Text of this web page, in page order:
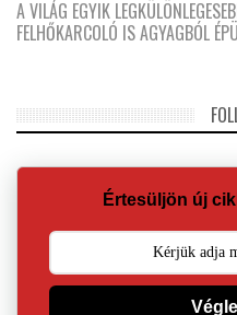
A VILÁG EGYIK
FELHŐKARCOLÓ IS AGYAGBÓL
Értesüljön új